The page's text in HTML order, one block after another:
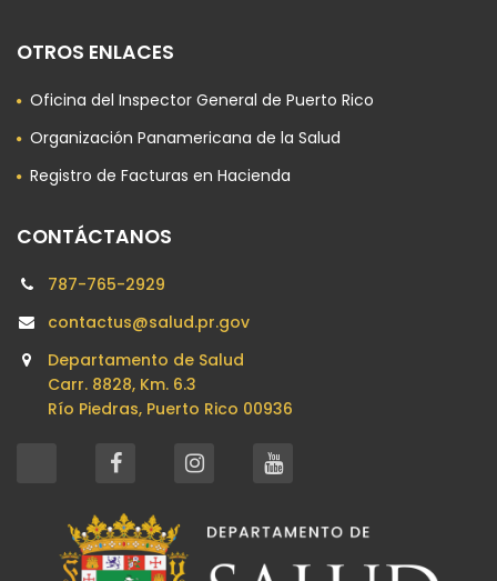
OTROS ENLACES
Oficina del Inspector General de Puerto Rico
Organización Panamericana de la Salud
Registro de Facturas en Hacienda
CONTÁCTANOS
787-765-2929
contactus@salud.pr.gov
Departamento de Salud
Carr. 8828, Km. 6.3
Río Piedras, Puerto Rico 00936